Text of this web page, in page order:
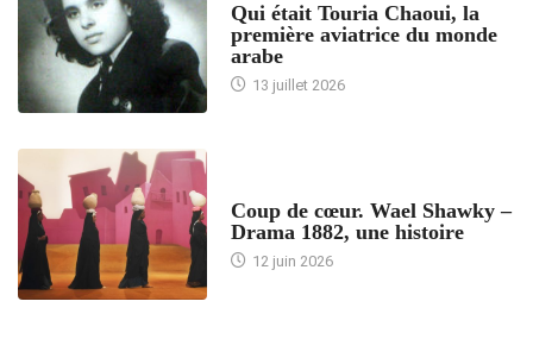
Qui était Touria Chaoui, la
première aviatrice du monde
arabe
13 juillet 2026
Coup de cœur. Wael Shawky –
Drama 1882, une histoire
12 juin 2026